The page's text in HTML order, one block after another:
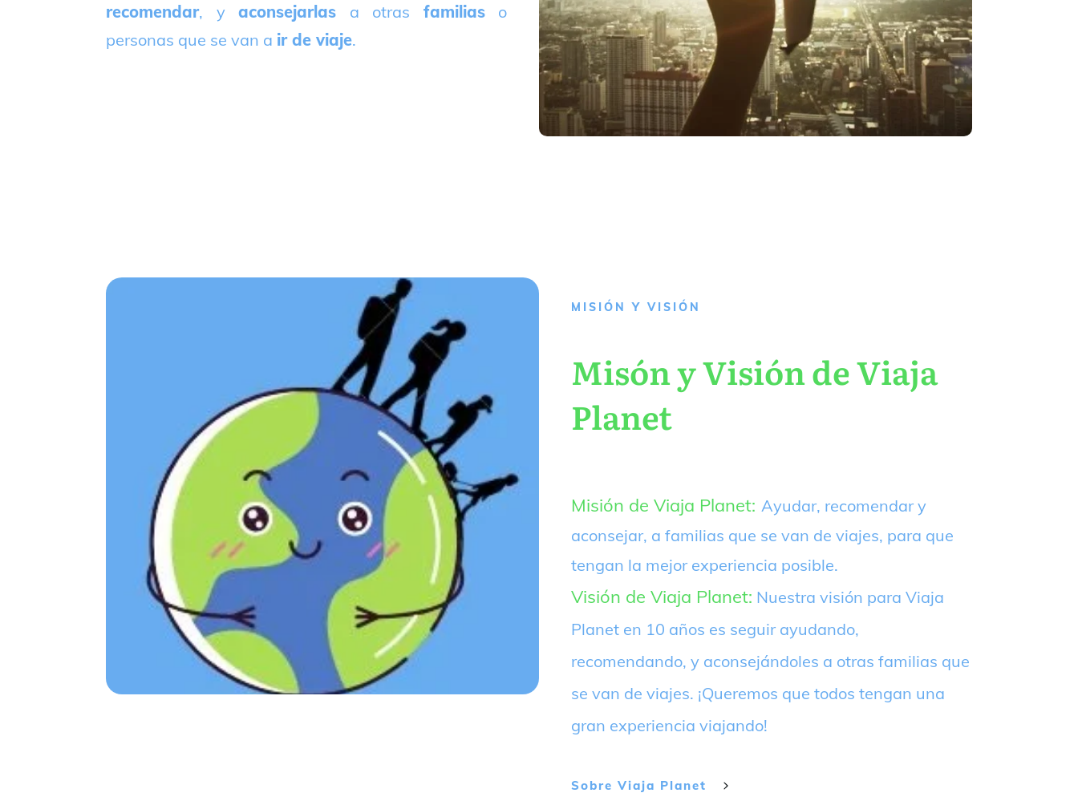
recomendar, y aconsejarlas a otras familiaso
personas que se van a ir de viaje.
MISIÓN Y VISIÓN
Misón y Visión de Viaja
Planet
Misión de Viaja Planet: Ayudar, recomendar y
aconsejar, a familias que se van de viajes, para que
tengan la mejor experiencia posible.
Visión de Viaja Planet: Nuestra visión para Viaja
Planet en 10 años es seguir ayudando,
recomendando, y aconsejándoles a otras familias que
se van de viajes. ¡Queremos que todos tengan una
gran experiencia viajando!
Sobre Viaja Planet